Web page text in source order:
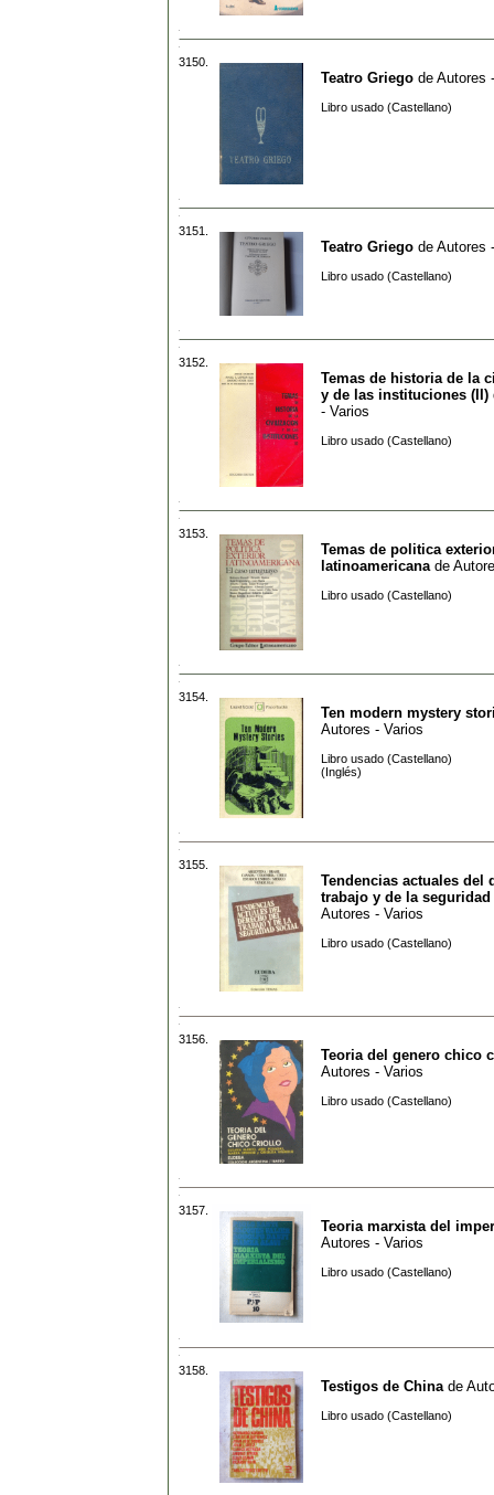
3150.
Teatro Griego de Autores
Libro usado (Castellano)
3151.
Teatro Griego de Autores
Libro usado (Castellano)
3152.
Temas de historia de la
y de las instituciones (II)
- Varios
Libro usado (Castellano)
3153.
Temas de politica
latinoamericana de
Libro usado (Castellano)
3154.
Ten modern mystery
Autores - Varios
Libro usado (Castellano)
(Inglés)
3155.
Tendencias actuales del
trabajo y de la
Autores - Varios
Libro usado (Castellano)
3156.
Teoria del genero chico
Autores - Varios
Libro usado (Castellano)
3157.
Teoria marxista del
Autores - Varios
Libro usado (Castellano)
3158.
Testigos de China de
Libro usado (Castellano)